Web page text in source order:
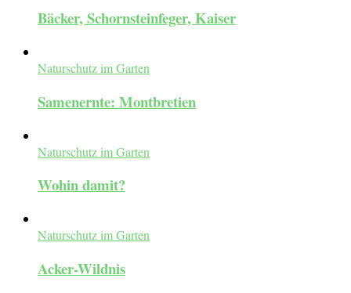
Bäcker, Schornsteinfeger, Kaiser
Naturschutz im Garten
Samenernte: Montbretien
Naturschutz im Garten
Wohin damit?
Naturschutz im Garten
Acker-Wildnis